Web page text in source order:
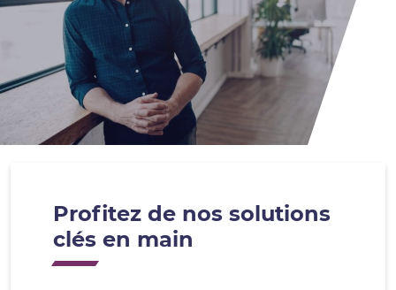
Profitez de nos solutions
clés en main